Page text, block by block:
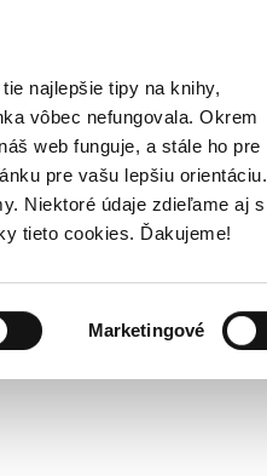
najlepšie tipy na knihy,
vôbec nefungovala. Okrem
web funguje, a stále ho pre
pre vašu lepšiu orientáciu.
Niektoré údaje zdieľame aj s
tieto cookies. Ďakujeme!
Marketingové